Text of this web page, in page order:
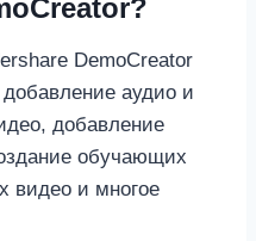
DemoCreator
аудио и
добавление
обучающих
видео и многое